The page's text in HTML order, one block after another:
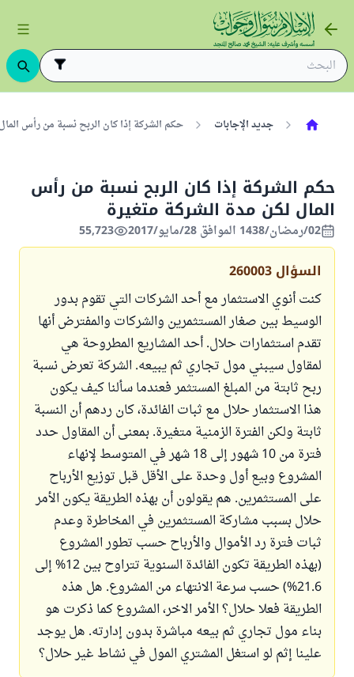
جديد الإجابات حكم الشركة إذا كان الربح نسبة من رأس المال
حكم الشركة إذا كان الربح نسبة من رأس
المال لكن مدة الشركة متغيرة
02/رمضان/1438 الموافق 28/مايو/2017 55,723
السؤال 260003
كنت أنوي الاستثمار مع أحد الشركات التي تقوم بدور
الوسيط بين صغار المستثمرين والشركات والمفترض أنها
تقدم استثمارات حلال. أحد المشاريع المطروحة هي
لمقاول سيبني مول تجاري ثم يبيعه. الشركة تعرض نسبة
ربح ثابتة من المبلغ المستثمر فعندما سألنا كيف يكون
هذا الاستثمار حلال مع ثبات الفائدة، كان ردهم أن النسبة
ثابتة ولكن الفترة الزمنية متغيرة. بمعنى أن المقاول حدد
فترة من 10 شهور إلى 18 شهر في المتوسط لإنهاء
المشروع وبيع أول وحدة على الأقل قبل توزيع الأرباح
على المستثمرين. هم يقولون أن بهذه الطريقة يكون الأمر
حلال بسبب مشاركة المستثمرين في المخاطرة وعدم
ثبات فترة رد الأموال والأرباح حسب تطور المشروع
(بهذه الطريقة تكون الفائدة السنوية تتراوح بين 12% إلى
21.6%) حسب سرعة الانتهاء من المشروع. هل هذه
الطريقة فعلا حلال؟ الأمر الاخر، المشروع كما ذكرت هو
بناء مول تجاري ثم بيعه مباشرة بدون إدارته. هل يوجد
علينا إثم لو استغل المشتري المول في نشاط غير حلال؟